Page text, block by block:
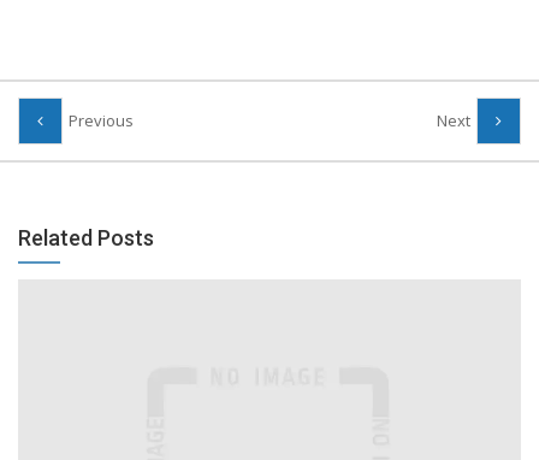
Previous Next
Related Posts